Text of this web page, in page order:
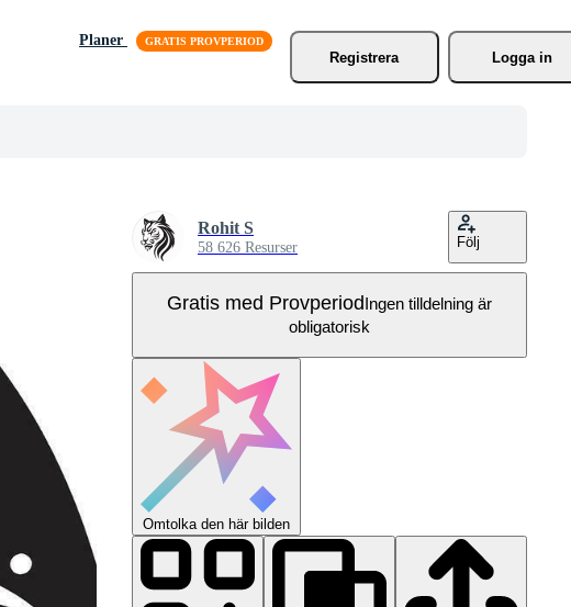
Planer
Registrera
Logga in
Rohit S
58 626 Resurser Följ
Gratis med ProvperiodIngen tilldelning är
obligatorisk
Omtolka den här bilden